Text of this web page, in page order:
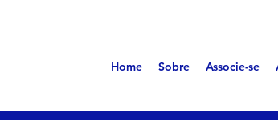
Home Sobre Associe-se